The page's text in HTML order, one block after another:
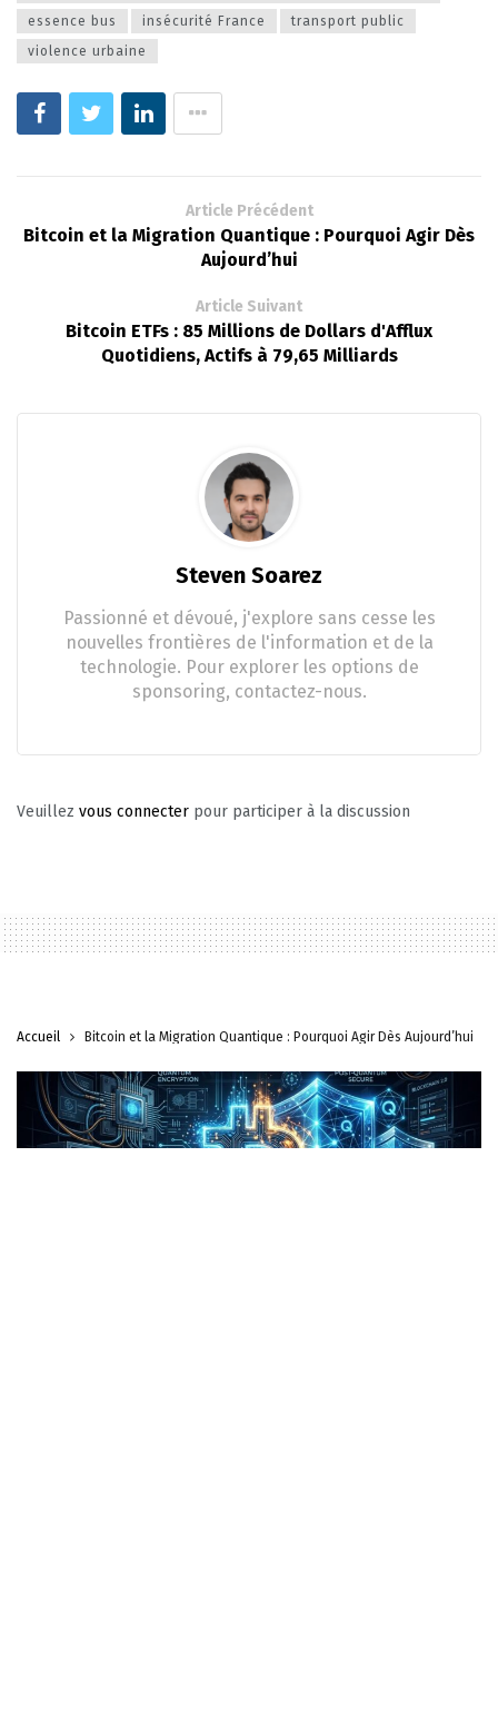
essence bus
insécurité France
transport public
violence urbaine
Article Précédent
Bitcoin et la Migration Quantique : Pourquoi Agir Dès
Aujourd’hui
Article Suivant
Bitcoin ETFs : 85 Millions de Dollars d'Afflux
Quotidiens, Actifs à 79,65 Milliards
Steven Soarez
Passionné et dévoué, j'explore sans cesse les
nouvelles frontières de l'information et de la
technologie. Pour explorer les options de
sponsoring, contactez-nous.
Veuillez vous connecter pour participer à la discussion
Accueil Bitcoin et la Migration Quantique : Pourquoi Agir Dès Aujourd’hui